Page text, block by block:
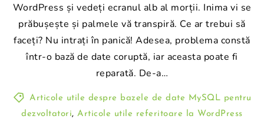
WordPress și vedeți ecranul alb al morții. Inima vi se
prăbușește și palmele vă transpiră. Ce ar trebui să
faceți? Nu intrați în panică! Adesea, problema constă
într-o bază de date coruptă, iar aceasta poate fi
reparată. De-a…
Articole utile despre bazele de date MySQL pentru
dezvoltatori,Articole utile referitoare la WordPress